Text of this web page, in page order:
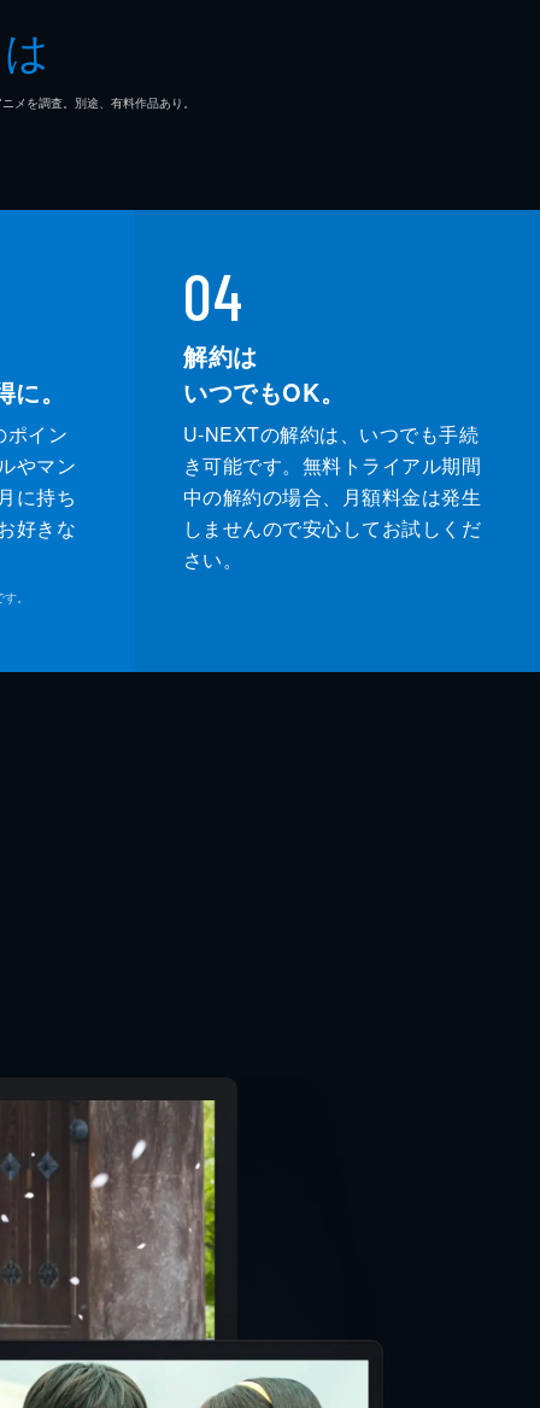
を調査。別途、有料作品あり。
。
ポイン
やマン
に持ち
好きな
。
04
解約は
いつでもOK。
U-NEXTの解約は、いつでも手続
き可能です。無料トライアル期間
中の解約の場合、月額料金は発生
しませんので安心してお試しくだ
さい。